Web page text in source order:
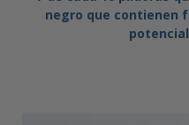
negro que contienen